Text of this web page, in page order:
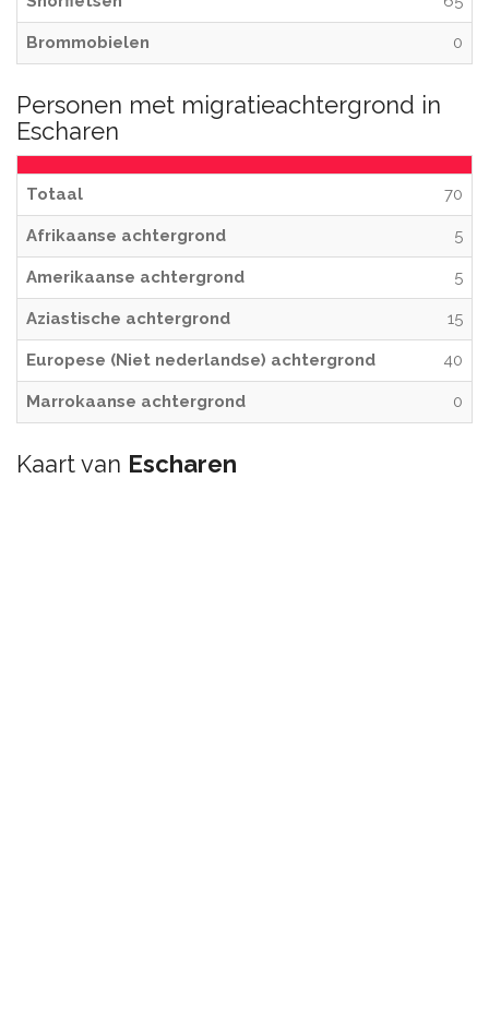
Brommobielen 0
Personen met migratieachtergrond in
Escharen
Totaal 70
Afrikaanse achtergrond 5
Amerikaanse achtergrond 5
Aziastische achtergrond 15
Europese (Niet nederlandse) achtergrond 40
Marrokaanse achtergrond 0
Kaart van Escharen